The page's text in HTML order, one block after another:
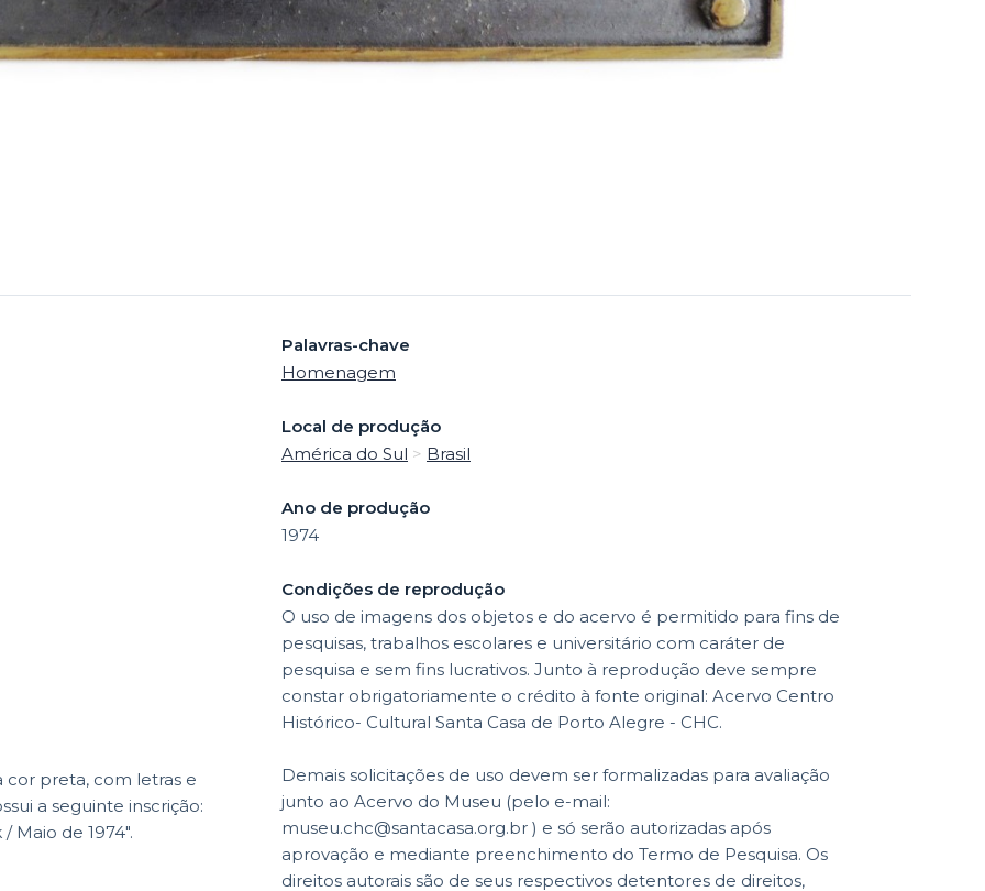
preta, com letras e
a seguinte inscrição:
Maio de 1974".
Palavras-chave
Homenagem
Local de produção
América do Sul > Brasil
Ano de produção
1974
Condições de reprodução
O uso de imagens dos objetos e do acervo é permitido para fins de
pesquisas, trabalhos escolares e universitário com caráter de
pesquisa e sem fins lucrativos. Junto à reprodução deve sempre
constar obrigatoriamente o crédito à fonte original: Acervo Centro
Histórico- Cultural Santa Casa de Porto Alegre - CHC.
Demais solicitações de uso devem ser formalizadas para avaliação
junto ao Acervo do Museu (pelo e-mail:
museu.chc@santacasa.org.br ) e só serão autorizadas após
aprovação e mediante preenchimento do Termo de Pesquisa. Os
direitos autorais são de seus respectivos detentores de direitos,